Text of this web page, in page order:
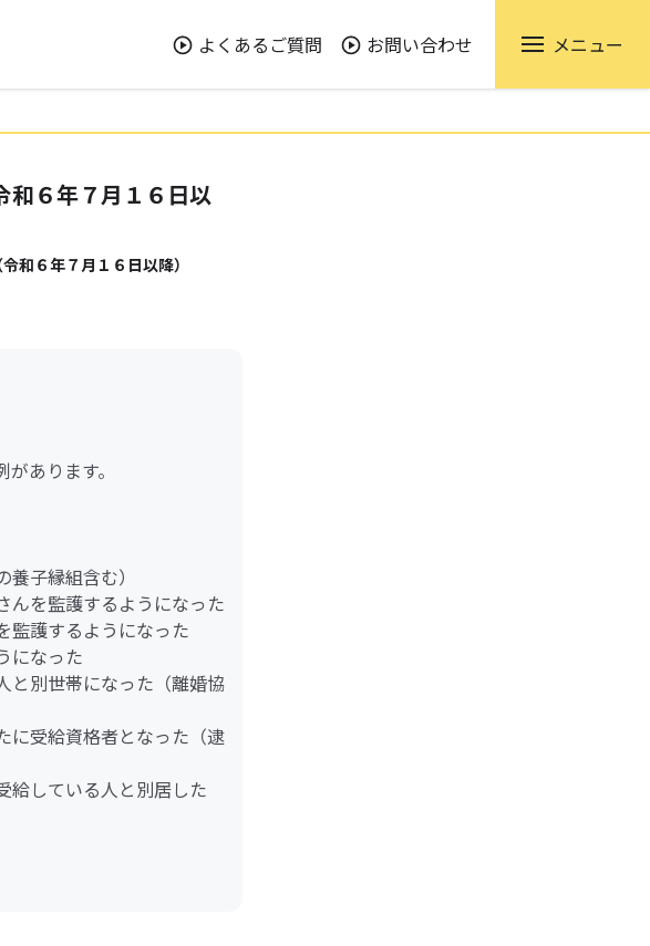
よくあるご質問 お問い合わせ メニュー
和６年７月１６日以
和６年７月１６日以降）
あります。
子縁組含む）
んを監護するようになった
監護するようになった
になった
と別世帯になった（離婚協
に受給資格者となった（逮
給している人と別居した